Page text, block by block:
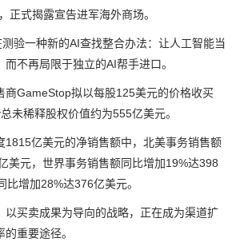
正式揭露宣告进军海外商场。
一种新的AI查找整合办法：让人工智能当
不再局限于独立的AI帮手进口。
GameStop拟以每股125美元的价格收买
未稀释股权价值约为555亿美元。
亿美元的净销售额中，北美事务销售额
美元，世界事务销售额同比增加19%达398
比增加28%达376亿美元。
买卖成果为导向的战略，正在成为渠道扩
重要途径。